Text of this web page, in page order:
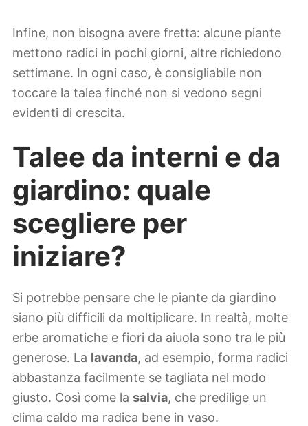
Infine, non bisogna avere fretta: alcune piante
mettono radici in pochi giorni, altre richiedono
settimane. In ogni caso, è consigliabile non
toccare la talea finché non si vedono segni
evidenti di crescita.
Talee da interni e da
giardino: quale
scegliere per
iniziare?
Si potrebbe pensare che le piante da giardino
siano più difficili da moltiplicare. In realtà, molte
erbe aromatiche e fiori da aiuola sono tra le più
generose. La lavanda, ad esempio, forma radici
abbastanza facilmente se tagliata nel modo
giusto. Così come la salvia, che predilige un
clima caldo ma radica bene in vaso.